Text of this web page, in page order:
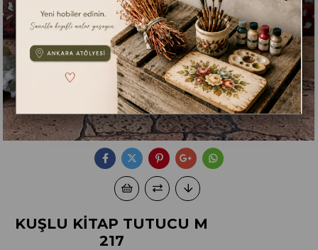
KUŞLU KİTAP TUTUCU M
217